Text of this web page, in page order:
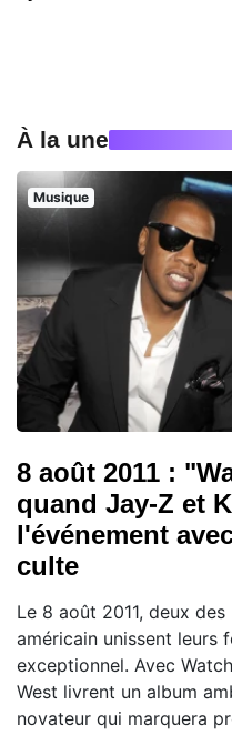
À la une
Musique
8 août 2011 :
quand Jay-Z et
l'événement
culte
Le 8 août 2011, deux
américain unissent leurs
exceptionnel. Avec
West livrent un album
novateur qui marquera